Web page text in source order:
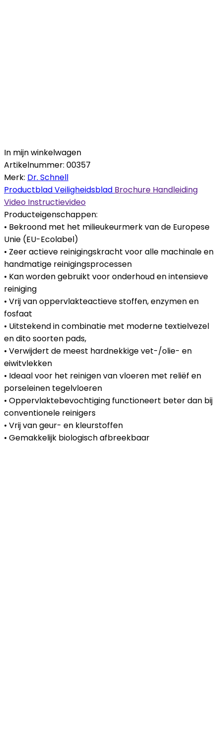
In mijn winkelwagen
Artikelnummer: 00357
Merk: Dr. Schnell
ProductbladVeiligheidsblad Brochure Handleiding
Video Instructievideo
Producteigenschappen:
• Bekroond met het milieukeurmerk van de Europese
Unie (EU-Ecolabel)
• Zeer actieve reinigingskracht voor alle machinale en
handmatige reinigingsprocessen
• Kan worden gebruikt voor onderhoud en intensieve
reiniging
• Vrij van oppervlakteactieve stoffen, enzymen en
fosfaat
• Uitstekend in combinatie met moderne textielvezel
en dito soorten pads,
• Verwijdert de meest hardnekkige vet-/olie- en
eiwitvlekken
• Ideaal voor het reinigen van vloeren met reliëf en
porseleinen tegelvloeren
• Oppervlaktebevochtiging functioneert beter dan bij
conventionele reinigers
• Vrij van geur- en kleurstoffen
• Gemakkelijk biologisch afbreekbaar